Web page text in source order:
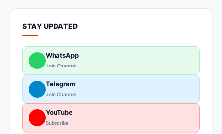
STAY UPDATED
WhatsApp
Join Channel
Telegram
Join Channel
YouTube
Subscribe